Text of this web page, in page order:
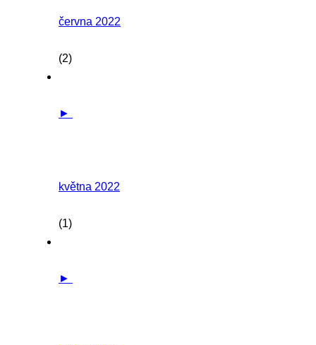
června 2022
(2)
►
května 2022
(1)
►